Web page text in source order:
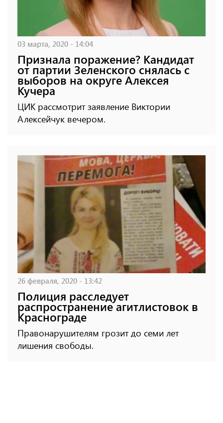
03 марта, 2020 - 14:04
Признала поражение? Кандидат
от партии Зеленского снялась с
выборов на округе Алексея
Кучера
ЦИК рассмотрит заявление Виктории
Алексейчук вечером.
26 февраля, 2020 - 13:42
Полиция расследует
распространение агитлистовок в
Краснограде
Правонарушителям грозит до семи лет
лишения свободы.